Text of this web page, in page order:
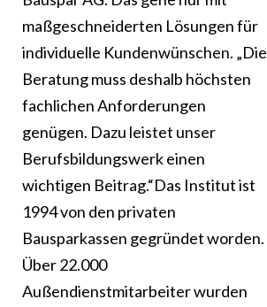
maßgeschneiderten Lösungen für
individuelle Kundenwünschen. „Die
Beratung muss deshalb höchsten
fachlichen Anforderungen
genügen. Dazu leistet unser
Berufsbildungswerk einen
wichtigen Beitrag.“Das Institut ist
1994 von den privaten
Bausparkassen gegründet worden.
Über 22.000
Außendienstmitarbeiter wurden